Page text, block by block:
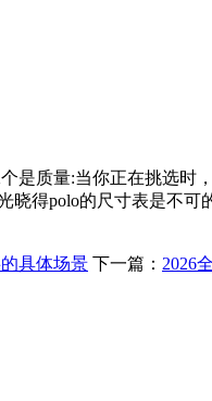
质量:当你正在挑选时
晓得polo的尺寸表是不
具体场景 下一篇： 2026